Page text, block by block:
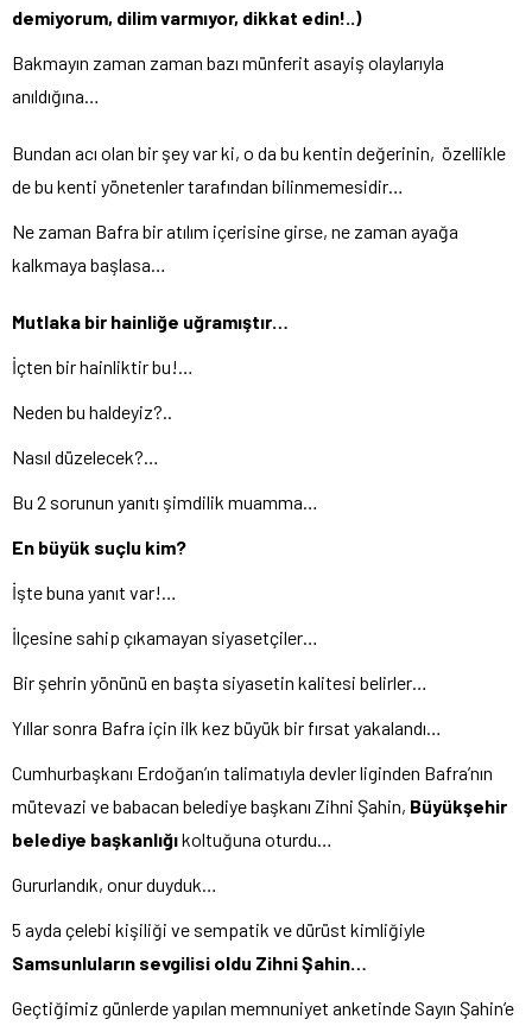
demiyorum, dilim varmıyor, dikkat edin!..)
Bakmayın zaman zaman bazı münferit asayiş olaylarıyla
anıldığına…
Bundan acı olan bir şey var ki, o da bu kentin değerinin, özellikle
de bu kenti yönetenler tarafından bilinmemesidir…
Ne zaman Bafra bir atılım içerisine girse, ne zaman ayağa
kalkmaya başlasa…
Mutlaka bir hainliğe uğramıştır…
İçten bir hainliktir bu!…
Neden bu haldeyiz?..
Nasıl düzelecek?…
Bu 2 sorunun yanıtı şimdilik muamma…
En büyük suçlu kim?
İşte buna yanıt var!…
İlçesine sahip çıkamayan siyasetçiler…
Bir şehrin yönünü en başta siyasetin kalitesi belirler…
Yıllar sonra Bafra için ilk kez büyük bir fırsat yakalandı…
Cumhurbaşkanı Erdoğan’ın talimatıyla devler liginden Bafra’nın
mütevazi ve babacan belediye başkanı Zihni Şahin, Büyükşehir
belediye başkanlığıkoltuğuna oturdu…
Gururlandık, onur duyduk…
5 ayda çelebi kişiliği ve sempatik ve dürüst kimliğiyle
Samsunluların sevgilisi oldu Zihni Şahin…
Geçtiğimiz günlerde yapılan memnuniyet anketinde Sayın Şahin’e